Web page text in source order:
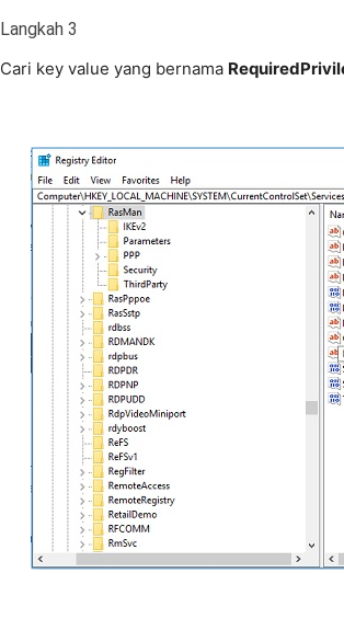
Langkah 3
Cari key value yang bernama